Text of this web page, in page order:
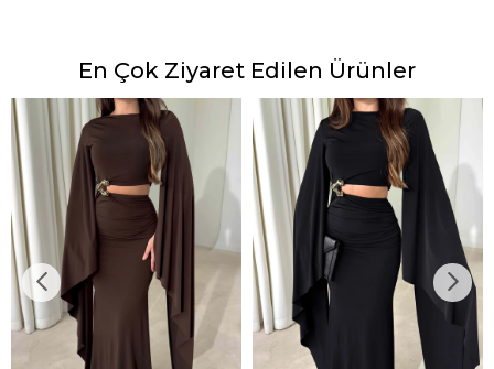
En Çok Ziyaret Edilen Ürünler